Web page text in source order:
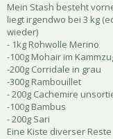
Mein Stash besteht
liegt irgendwo bei 3 kg
wieder)
- 1kg Rohwolle Merino
-100g Mohair im
-200g Corridale in grau
-300g Rambouillet
- 200g Cachemire
-100g Bambus
- 200g Sari
Eine Kiste diverser Reste